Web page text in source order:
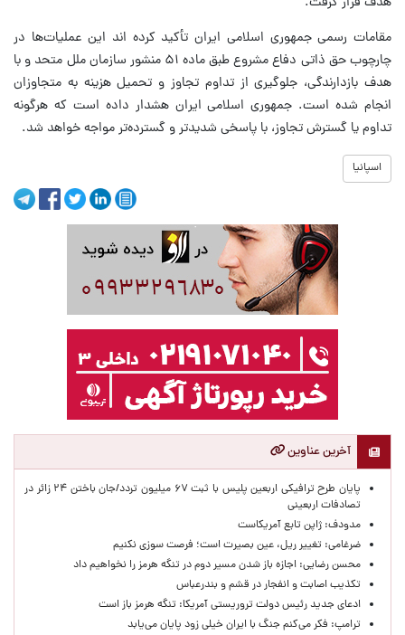
مقامات رسمی جمهوری اسلامی ایران تأکید کرده اند این عملیات‌ها در
چارچوب حق ذاتی دفاع مشروع طبق ماده ۵۱ منشور سازمان ملل متحد و با
هدف بازدارندگی، جلوگیری از تداوم تجاوز و تحمیل هزینه به متجاوزان
انجام شده است. جمهوری اسلامی ایران هشدار داده است که هرگونه
تداوم یا گسترش تجاوز، با پاسخی شدیدتر و گسترده‌تر مواجه خواهد شد.
اسپانیا
آخرین عناوین
پایان طرح ترافیکی اربعین پلیس با ثبت ۶۷ میلیون تردد/جان باختن ۲۴ زائر در
تصادفات اربعینی
مدودف: ژاپن تابع آمریکاست
ضرغامی: تغییر ریل، عین بصیرت است؛ فرصت سوزی نکنیم
محسن رضایی: اجازه باز شدن مسیر دوم در تنگه هرمز را نخواهیم داد
تکذیب اصابت و انفجار در قشم و بندرعباس
ادعای جدید رئیس دولت تروریستی آمریکا: تنگه هرمز باز است
ترامپ: فکر می‌کنم جنگ با ایران خیلی زود پایان می‌یابد